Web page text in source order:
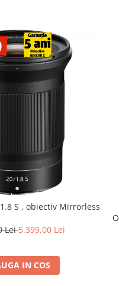
S , obiectiv Mirrorless
Lei5.399,00 Lei
IN COS